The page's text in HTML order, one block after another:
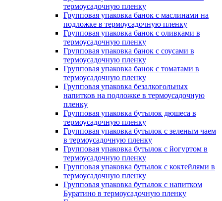
термоусадочную пленку
Групповая упаковка банок с маслинами на
подложке в термоусадочную пленку
Групповая упаковка банок с оливками в
термоусадочную пленку
Групповая упаковка банок с соусами в
термоусадочную пленку
Групповая упаковка банок с томатами в
термоусадочную пленку
Групповая упаковка безалкогольных
напитков на подложке в термоусадочную
пленку
Групповая упаковка бутылок дюшеса в
термоусадочную пленку
Групповая упаковка бутылок с зеленым чаем
в термоусадочную пленку
Групповая упаковка бутылок с йогуртом в
термоусадочную пленку
Групповая упаковка бутылок с коктейлями в
термоусадочную пленку
Групповая упаковка бутылок с напитком
Буратино в термоусадочную пленку